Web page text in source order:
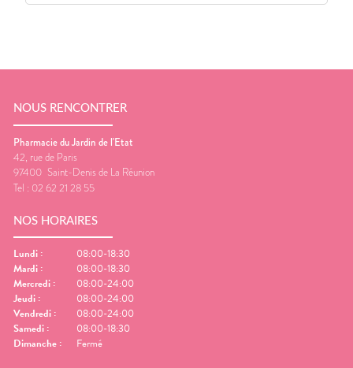
NOUS RENCONTRER
Pharmacie du Jardin de l'Etat
42, rue de Paris
97400 Saint-Denis de La Réunion
Tel : 02 62 21 28 55
NOS HORAIRES
Lundi :
08:00-18:30
Mardi :
08:00-18:30
Mercredi :
08:00-24:00
Jeudi :
08:00-24:00
Vendredi :
08:00-24:00
Samedi :
08:00-18:30
Dimanche : Fermé